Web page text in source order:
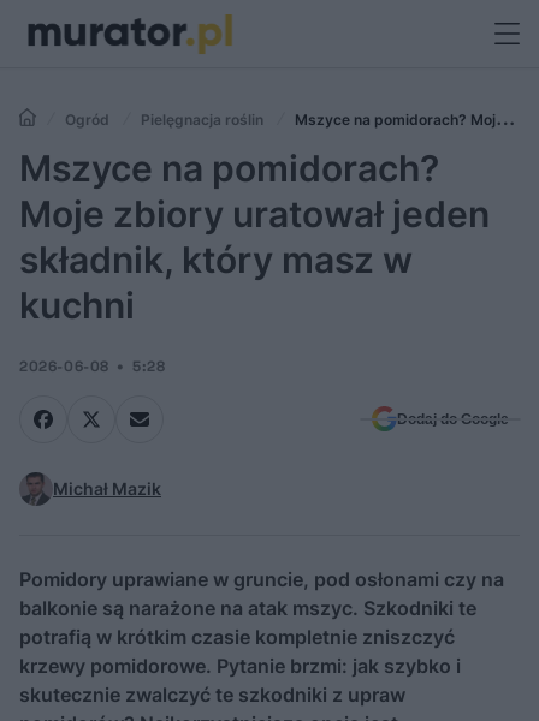
Ogród Pielęgnacja roślin
Mszyce na pomidorach? Moje
zbiory uratował jeden składnik, który masz w kuchni
Mszyce na pomidorach?
Moje zbiory uratował jeden
składnik, który masz w
kuchni
2026-06-08 5:28
Dodaj do Google
Michał Mazik
Pomidory uprawiane w gruncie, pod osłonami czy na
balkonie są narażone na atak mszyc. Szkodniki te
potrafią w krótkim czasie kompletnie zniszczyć
krzewy pomidorowe. Pytanie brzmi: jak szybko i
skutecznie zwalczyć te szkodniki z upraw